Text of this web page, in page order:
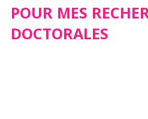
POUR MES
DOCTORALES